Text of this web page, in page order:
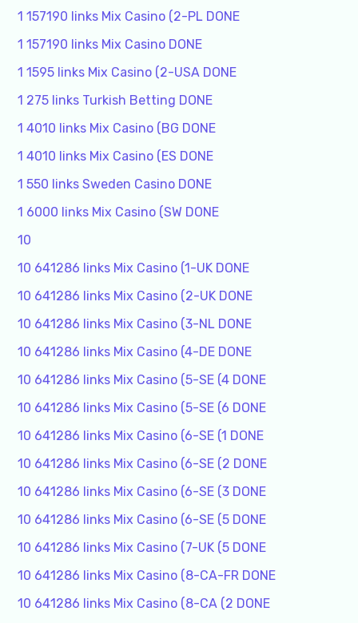
1 157190 links Mix Casino (2-PL DONE
1 157190 links Mix Casino DONE
1 1595 links Mix Casino (2-USA DONE
1 275 links Turkish Betting DONE
1 4010 links Mix Casino (BG DONE
1 4010 links Mix Casino (ES DONE
1 550 links Sweden Casino DONE
1 6000 links Mix Casino (SW DONE
10
10 641286 links Mix Casino (1-UK DONE
10 641286 links Mix Casino (2-UK DONE
10 641286 links Mix Casino (3-NL DONE
10 641286 links Mix Casino (4-DE DONE
10 641286 links Mix Casino (5-SE (4 DONE
10 641286 links Mix Casino (5-SE (6 DONE
10 641286 links Mix Casino (6-SE (1 DONE
10 641286 links Mix Casino (6-SE (2 DONE
10 641286 links Mix Casino (6-SE (3 DONE
10 641286 links Mix Casino (6-SE (5 DONE
10 641286 links Mix Casino (7-UK (5 DONE
10 641286 links Mix Casino (8-CA-FR DONE
10 641286 links Mix Casino (8-CA (2 DONE